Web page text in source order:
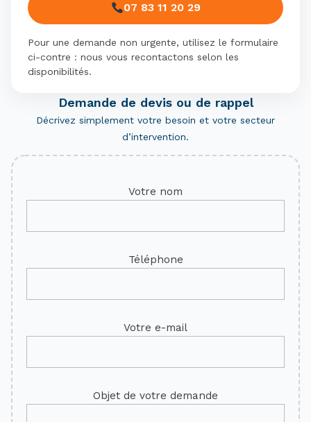
07 83 11 20 29
Pour une demande non urgente, utilisez le formulaire
ci-contre : nous vous recontactons selon les
disponibilités.
Demande de devis ou de rappel
Décrivez simplement votre besoin et votre secteur
d’intervention.
Votre nom
Téléphone
Votre e-mail
Objet de votre demande